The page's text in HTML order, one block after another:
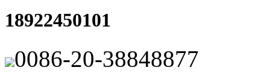
18922450101
0086-20-38848877